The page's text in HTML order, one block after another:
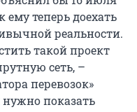
ему теперь доехать
реальности.
такой проект
сеть, –
перевозок»
показать